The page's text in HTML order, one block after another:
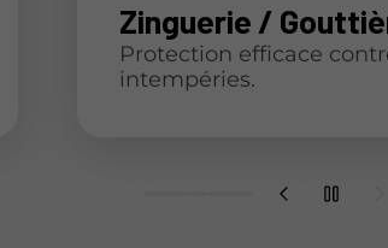
Zinguerie /
Protection efficace
intempéries.